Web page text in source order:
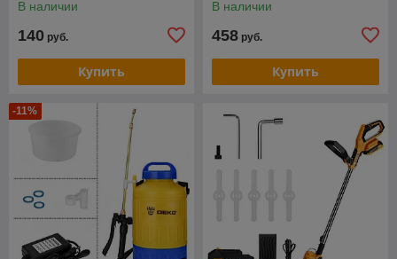
В наличии
140 руб.
Купить
В наличии
458 руб.
Купить
-11%